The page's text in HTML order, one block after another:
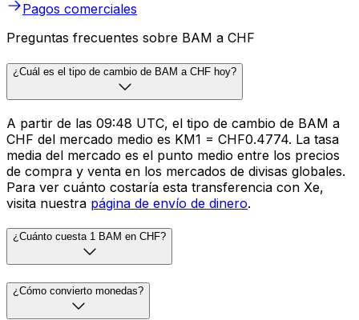
Pagos comerciales
Preguntas frecuentes sobre BAM a CHF
¿Cuál es el tipo de cambio de BAM a CHF hoy?
A partir de las 09:48 UTC, el tipo de cambio de BAM a
CHF del mercado medio es KM1 = CHF0.4774. La tasa
media del mercado es el punto medio entre los precios
de compra y venta en los mercados de divisas globales.
Para ver cuánto costaría esta transferencia con Xe,
visita nuestra página de envío de dinero.
¿Cuánto cuesta 1 BAM en CHF?
¿Cómo convierto monedas?